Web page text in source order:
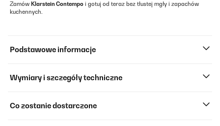
Zamów Klarstein Contempo i gotuj od teraz bez tłustej mgły i zapachów
kuchennych.
Podstawowe informacje
Wymiary i szczegóły techniczne
Co zostanie dostarczone